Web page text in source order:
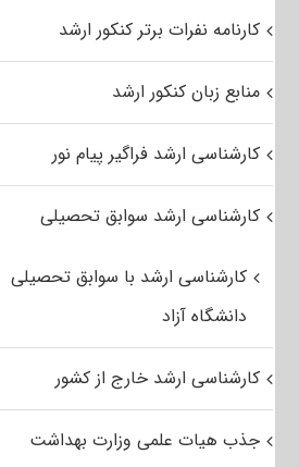
کارنامه نفرات برتر کنکور ارشد
منابع زبان کنکور ارشد
کارشناسی ارشد فراگیر پیام نور
کارشناسی ارشد سوابق تحصیلی
کارشناسی ارشد با سوابق تحصیلی
دانشگاه آزاد
کارشناسی ارشد خارج از کشور
جذب هیات علمی وزارت بهداشت